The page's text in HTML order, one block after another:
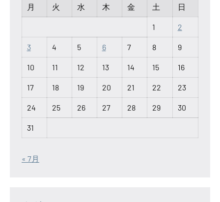
月
火 水 木 金 土 日
1 2
3 4 5 6 7 8 9
10 11 12 13 14 15 16
17 18 19 20 21 22 23
24 25 26 27 28 29 30
31
« 7月